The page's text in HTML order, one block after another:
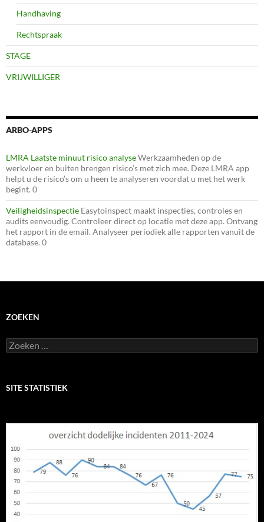
Handhaving
Rechtspraak
STAGE
VRIJWILLIGER
ARBO-APPS
LMRA Laatste minuut risico analyseWerkzaamheden op de
werkvloer en buiten brengen risico’s met zich mee. Deze LMRA app
helpt u de risico’s om u heen te analyseren voordat u met het werk
begint. 0
Veiligheidsinspectie Easytoinspect maakt inspecties, controles en
audits eenvoudig. Controleer direct op locatie met deze app. Ontvang
het rapport in de email. Analyseer periodiek alle rapporten vanuit de
database. 0
ZOEKEN
Zoeken
naar:
SITE STATISTIEK